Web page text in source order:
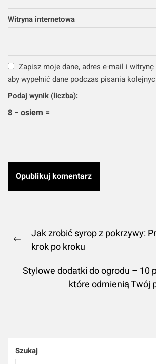
Witryna internetowa
Zapisz moje dane, adres e-mail i
aby wypełnić dane podczas pisania
Podaj wynik (liczba):
8 − osiem =
Nawigacja
wpisu
Previous
Jak zrobić syrop z pokrzywy:
krok po kroku
Stylowe dodatki do ogrodu – 10
które odmienią Twój
Szukaj